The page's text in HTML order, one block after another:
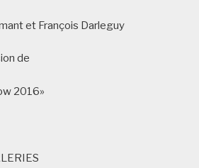
et François Darleguy
de
2016»